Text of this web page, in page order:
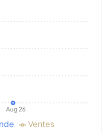
Aug 26
Ventes